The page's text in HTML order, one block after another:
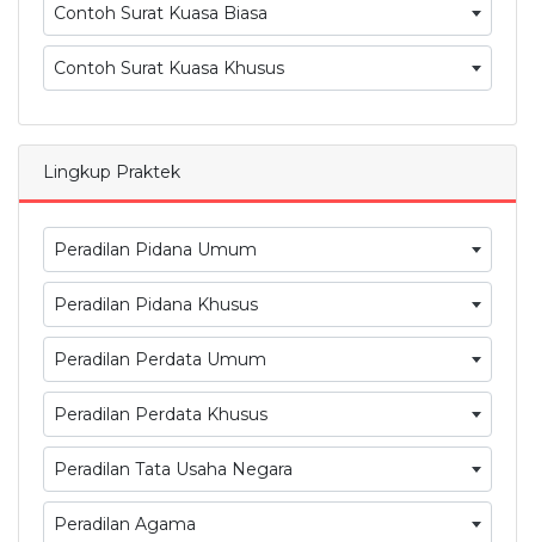
Contoh Surat Kuasa Biasa
Contoh Surat Kuasa Khusus
Lingkup Praktek
Peradilan Pidana Umum
Peradilan Pidana Khusus
Peradilan Perdata Umum
Peradilan Perdata Khusus
Peradilan Tata Usaha Negara
Peradilan Agama